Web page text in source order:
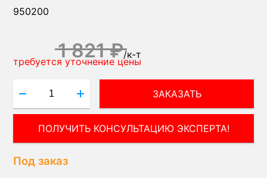
950200
1 821 ₽/к-т
требуется уточнение цены
ЗАКАЗАТЬ
ПОЛУЧИТЬ КОНСУЛЬТАЦИЮ ЭКСПЕРТА!
Под заказ